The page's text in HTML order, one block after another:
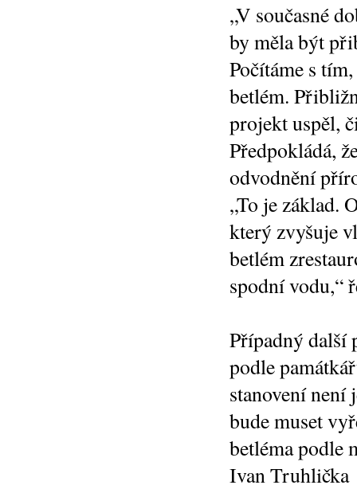
„V současné
by měla být
Počítáme s
betlém.
projekt uspěl,
Předpokládá,
odvodnění
„To je základ.
který zvyšuje
betlém
spodní vodu,“
Případný další
podle
stanovení není
bude muset
betléma podle
Ivan Truhlička